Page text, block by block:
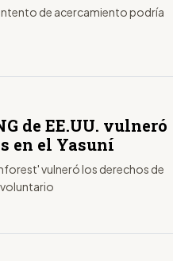
de acercamiento podría
de EE.UU. vulneró
en el Yasuní
vulneró los derechos de